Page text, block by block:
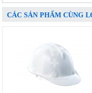
CÁC SẢN PHẨM CÙNG